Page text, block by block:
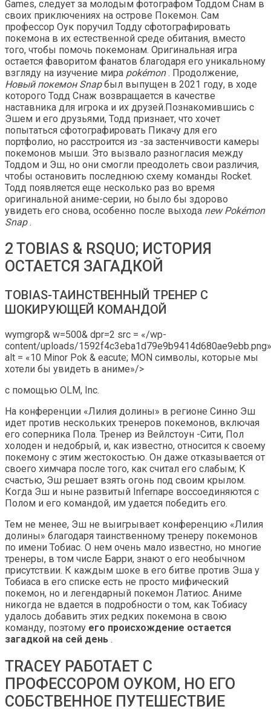
Games, следует за молодым фотографом Тоддом Снам в
своих приключениях на острове Покемон. Сам
профессор Оук поручил Тодду сфотографировать
покемона в их естественной среде обитания, вместо
того, чтобы помочь покемонам. Оригинальная игра
остается фаворитом фанатов благодаря его уникальному
взгляду на изучение мира pokémon . Продолжение,
Новый покемон Snapбыл выпущен в 2021 году, в ходе
которого Тодд Снаж возвращается в качестве
наставника для игрока и их друзей.Познакомившись с
Эшем и его друзьями, Тодд признает, что хочет
попытаться сфотографировать Пикачу для его
портфолио, но расстроится из -за застенчивости камеры
покемонов мыши. Это вызвало разногласия между
Тоддом и Эш, но они смогли преодолеть свои различия,
чтобы остановить последнюю схему команды Rocket.
Тодд появляется еще несколько раз во время
оригинальной аниме-серии, но было бы здорово
увидеть его снова, особенно после выхода new Pokémon
Snap .
2 TOBIAS & RSQUO; ИСТОРИЯ
ОСТАЕТСЯ ЗАГАДКОЙ
TOBIAS-ТАИНСТВЕННЫЙ ТРЕНЕР С
ШОКИРУЮЩЕЙ КОМАНДОЙ
wymgrop& w=500& dpr=2 src = «/wp-
content/uploads/1592f4c3eba1d79e9b9414d680ae9ebb.png»
alt = «10 Minor Pok & eacute; MON символы, которые мы
хотели бы увидеть в аниме»/>
с помощью OLM, Inc.
На конференции «Лилия долины» в регионе Синно Эш
идет против нескольких тренеров покемонов, включая
его соперника Пола. Тренер из Вейлстоун -Сити, Пол
холоден и недобрый, и, как известно, относится к своему
покемону с этим жестокостью. Он даже отказывается от
своего химчара после того, как считал его слабым; К
счастью, Эш решает взять огонь под своим крылом.
Когда Эш и ныне развитый Infernape воссоединяются с
Полом и его командой, им удается победить его.
Тем не менее, Эш не выигрывает конференцию «Лилия
долины» благодаря таинственному тренеру покемонов
по имени Тобиас. О нем очень мало известно, но многие
тренеры, в том числе Барри, знают о его необычном
присутствии. К каждым шоке в его битве против Эша у
Тобиаса в его списке есть не просто мифический
покемон, но и легендарный покемон Латиос. Аниме
никогда не вдается в подробности о том, как Тобиасу
удалось добавить этих редких покемона в свою
команду, поэтому его происхождение остается
загадкой на сей день .
TRACEY РАБОТАЕТ С
ПРОФЕССОРОМ ОУКОМ, НО ЕГО
СОБСТВЕННОЕ ПУТЕШЕСТВИЕ